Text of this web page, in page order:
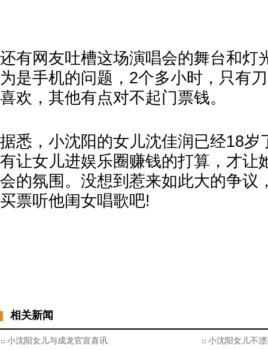
还有网友吐槽这场演唱会的舞台和灯
为是手机的问题，2个多小时，只有
喜欢，其他有点对不起门票钱。
据悉，小沈阳的女儿沈佳润已经18岁
有让女儿进娱乐圈赚钱的打算，才让
会的氛围。没想到惹来如此大的争议
买票听他闺女唱歌吧!
相关新闻
小沈阳女儿与成龙官宣喜讯 小沈阳女儿不